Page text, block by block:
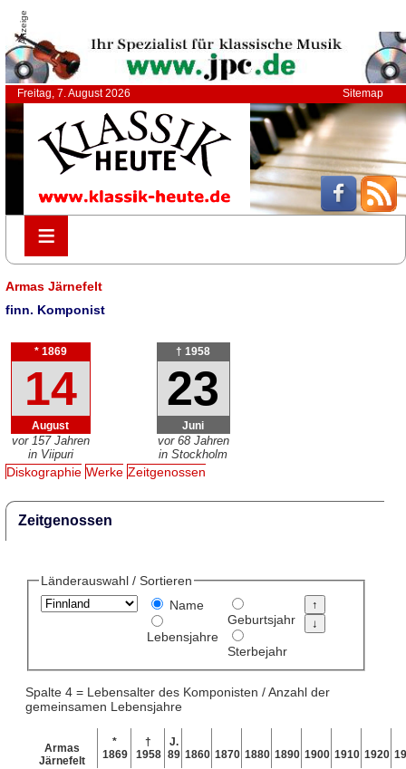
Anzeige
Freitag, 7. August 2026 Sitemap
≡
≡
Armas Järnefelt
finn. Komponist
* 1869
14
August
vor 157 Jahren
in Viipuri
† 1958
23
Juni
vor 68 Jahren
in Stockholm
Diskographie Werke Zeitgenossen
Zeitgenossen
Länderauswahl / Sortieren
Name
Lebensjahre
Geburtsjahr
Sterbejahr
Spalte 4 = Lebensalter des Komponisten / Anzahl der
gemeinsamen Lebensjahre
Armas
Järnefelt
*
1869
†
1958
J.
89 1860 1870 1880 1890 1900 1910 1920